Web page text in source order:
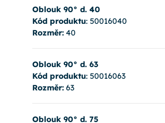
Oblouk 90° d. 40
Kód produktu: 50016040
Rozměr:40
Oblouk 90° d. 63
Kód produktu: 50016063
Rozměr:63
Oblouk 90° d. 75